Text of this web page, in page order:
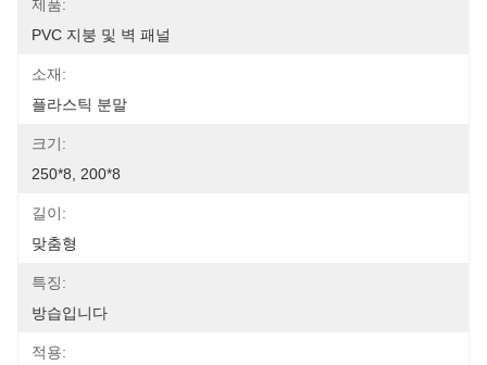
제품:
PVC 지붕 및 벽 패널
소재:
플라스틱 분말
크기:
250*8, 200*8
길이:
맞춤형
특징:
방습입니다
적용: